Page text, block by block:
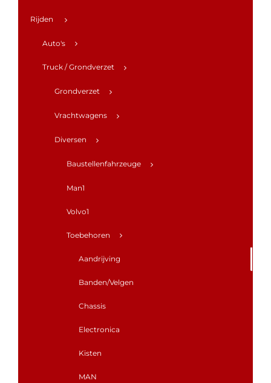
Rijden
Auto's
Truck / Grondverzet
Grondverzet
Vrachtwagens
Diversen
Baustellenfahrzeuge
Man1
Volvo1
Toebehoren
Aandrijving
Banden/Velgen
Chassis
Electronica
Kisten
MAN